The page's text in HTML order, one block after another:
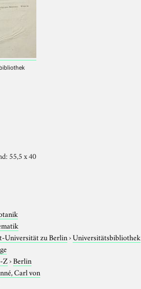
55,5 x 40
Universität zu Berlin›Universitätsbibliothek
Z›Berlin
Carl von